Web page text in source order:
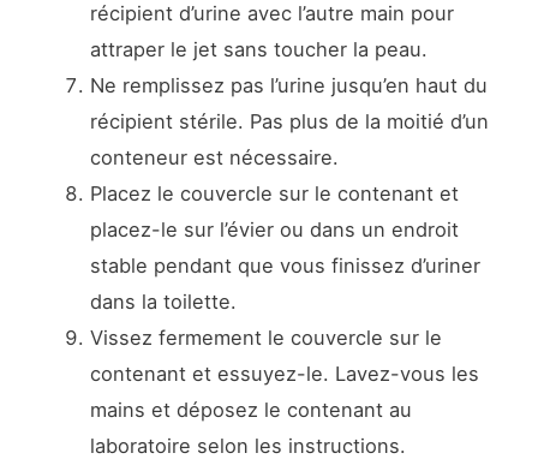
récipient d’urine avec l’autre main pour
attraper le jet sans toucher la peau.
Ne remplissez pas l’urine jusqu’en haut du
récipient stérile. Pas plus de la moitié d’un
conteneur est nécessaire.
Placez le couvercle sur le contenant et
placez-le sur l’évier ou dans un endroit
stable pendant que vous finissez d’uriner
dans la toilette.
Vissez fermement le couvercle sur le
contenant et essuyez-le. Lavez-vous les
mains et déposez le contenant au
laboratoire selon les instructions.